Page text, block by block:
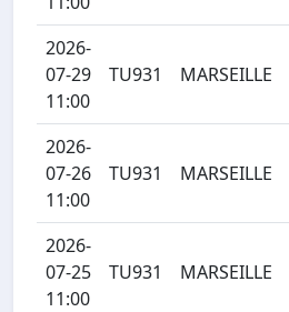
2026-
07-29
11:00
TU931 MARSEILLE
2026-
07-26
11:00
TU931 MARSEILLE
2026-
07-25
11:00
TU931 MARSEILLE